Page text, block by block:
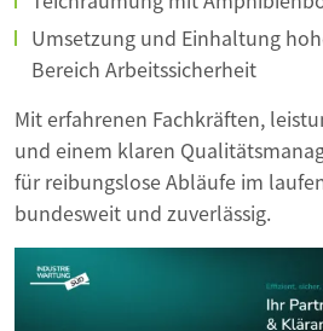
Umsetzung und Einhaltung
Bereich Arbeitssicherheit
Mit erfahrenen Fachkräften,
und einem klaren
für reibungslose Abläufe im
bundesweit und zuverlässig.